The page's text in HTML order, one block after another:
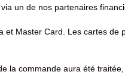
un de nos partenaires
et Master Card. Les cartes
la commande aura été